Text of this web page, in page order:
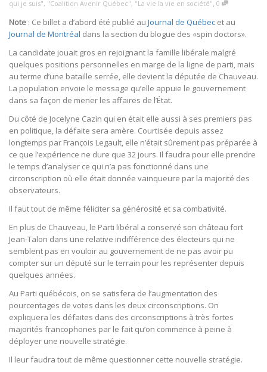
qui je suis", "Coalition Avenir Québec", "La vie la vie en société", 0
Note : Ce billet a d’abord été publié au Journal de Québec et au
Journal de Montréal dans la section du blogue des «spin doctors».
La candidate jouait gros en rejoignant la famille libérale malgré
quelques positions personnelles en marge de la ligne de parti, mais
au terme d’une bataille serrée, elle devient la députée de Chauveau.
La population envoie le message qu’elle appuie le gouvernement
dans sa façon de mener les affaires de l’État.
Du côté de Jocelyne Cazin qui en était elle aussi à ses premiers pas
en politique, la défaite sera amère. Courtisée depuis assez
longtemps par François Legault, elle n’était sûrement pas préparée à
ce que l’expérience ne dure que 32 jours. Il faudra pour elle prendre
le temps d’analyser ce qui n’a pas fonctionné dans une
circonscription où elle était donnée vainqueure par la majorité des
observateurs.
Il faut tout de même féliciter sa générosité et sa combativité.
En plus de Chauveau, le Parti libéral a conservé son château fort
Jean-Talon dans une relative indifférence des électeurs qui ne
semblent pas en vouloir au gouvernement de ne pas avoir pu
compter sur un député sur le terrain pour les représenter depuis
quelques années.
Au Parti québécois, on se satisfera de l’augmentation des
pourcentages de votes dans les deux circonscriptions. On
expliquera les défaites dans des circonscriptions à très fortes
majorités francophones par le fait qu’on commence à peine à
déployer une nouvelle stratégie.
Il leur faudra tout de même questionner cette nouvelle stratégie.